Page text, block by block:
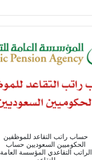
حساب راتب التقاعد للموظفين
الحكوميين السعوديين حساب
الراتب التقاعدي المؤسسة العامة